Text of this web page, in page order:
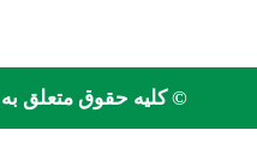
© کلیه حقوق متعلق